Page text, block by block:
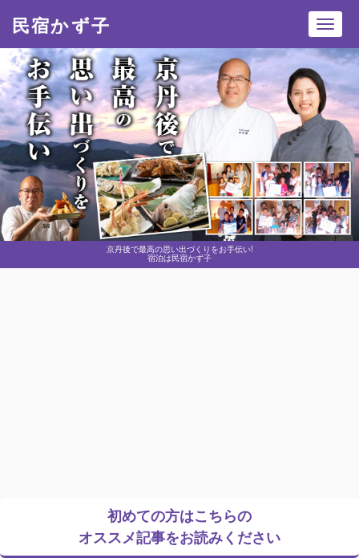
京丹後で最高の思い出づくりをお手伝い!
宿泊は民宿かず子
民宿かず子
初めての方はこちらの
オススメ記事をお読みください